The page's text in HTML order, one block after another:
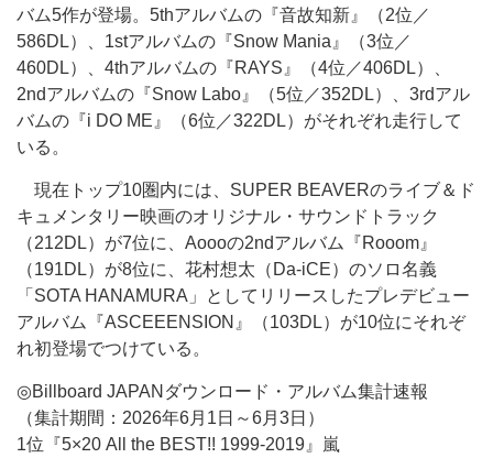
バム5作が登場。5thアルバムの『音故知新』（2位／
586DL）、1stアルバムの『Snow Mania』（3位／
460DL）、4thアルバムの『RAYS』（4位／406DL）、
2ndアルバムの『Snow Labo』（5位／352DL）、3rdアル
バムの『i DO ME』（6位／322DL）がそれぞれ走行して
いる。
現在トップ10圏内には、SUPER BEAVERのライブ＆ド
キュメンタリー映画のオリジナル・サウンドトラック
（212DL）が7位に、Aoooの2ndアルバム『Rooom』
（191DL）が8位に、花村想太（Da-iCE）のソロ名義
「SOTA HANAMURA」としてリリースしたプレデビュー
アルバム『ASCEEENSION』（103DL）が10位にそれぞ
れ初登場でつけている。
◎Billboard JAPANダウンロード・アルバム集計速報
（集計期間：2026年6月1日～6月3日）
1位『5×20 All the BEST!! 1999-2019』嵐